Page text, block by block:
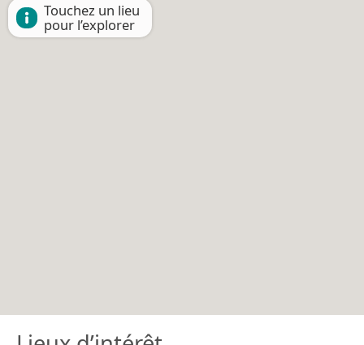
Touchez un lieu
pour l’explorer